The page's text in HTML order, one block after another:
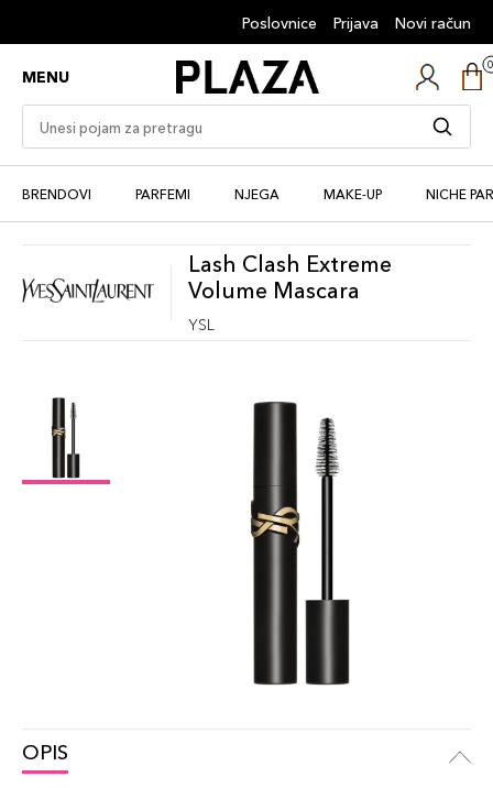
Poslovnice Prijava Novi račun
MENU
BRENDOVI PARFEMI NJEGA MAKE-UP NICHE
Lash Clash Extreme
Volume Mascara
YSL
OPIS